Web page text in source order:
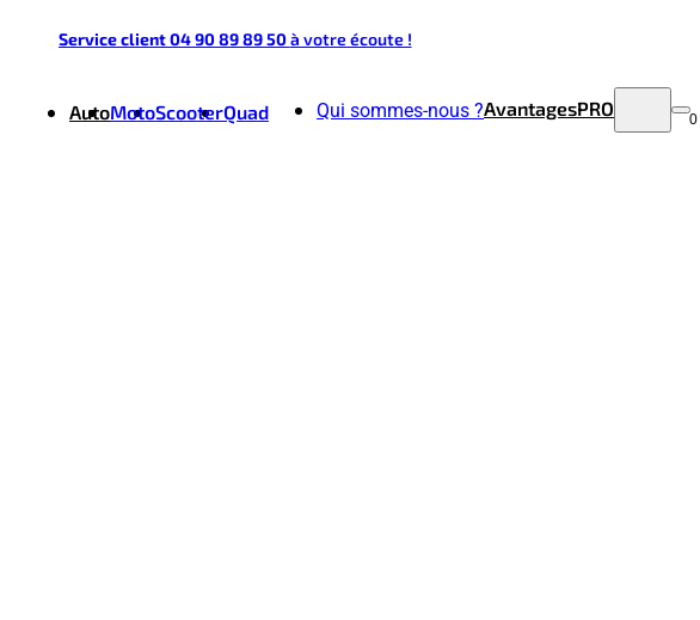
Service client 04 90 89 89 50à votre écoute !
AutoMotoScooterQuad Qui sommes-nous ?AvantagesPRO 0